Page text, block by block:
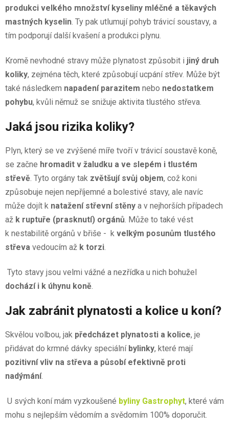
produkci velkého množství kyseliny mléčné a těkavých
mastných kyselin. Ty pak utlumují pohyb trávicí soustavy, a
tím podporují další kvašení a produkci plynu.
Kromě nevhodné stravy může plynatost způsobit i jiný druh
koliky, zejména těch, které způsobují ucpání střev. Může být
také následkem napadení parazitem nebo nedostatkem
pohybu, kvůli němuž se snižuje aktivita tlustého střeva.
Jaká jsou rizika koliky?
Plyn, který se ve zvýšené míře tvoří v trávicí soustavě koně,
se začne hromadit v žaludku a ve slepém i tlustém
střevě. Tyto orgány tak zvětšují svůj objem, což koni
způsobuje nejen nepříjemné a bolestivé stavy, ale navíc
může dojít k natažení střevní stěny a v nejhorších případech
až k ruptuře (prasknutí) orgánů. Může to také vést
k nestabilitě orgánů v břiše - k velkým posunům tlustého
střeva vedoucím až k torzi.
Tyto stavy jsou velmi vážné a nezřídka u nich bohužel
dochází i k úhynu koně.
Jak zabránit plynatosti a kolice u koní?
Skvělou volbou, jak předcházet plynatosti a kolice, je
přidávat do krmné dávky speciální bylinky, které mají
pozitivní vliv na střeva a působí efektivně proti
nadýmání.
U svých koní mám vyzkoušené byliny Gastrophyt, které vám
mohu s nejlepším vědomím a svědomím 100% doporučit.